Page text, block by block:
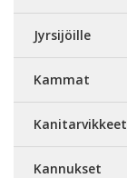
Jyrsijöille
Kammat
Kanitarvikkeet
Kannukset